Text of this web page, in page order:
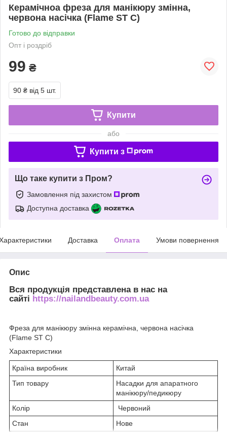
Керамічноа фреза для манікюру змінна,
червона насічка (Flame ST С)
Готово до відправки
Опт і роздріб
99 ₴
90 ₴ від 5 шт.
Купити
або
Купити з
Що таке купити з Пром?
Замовлення під захистом
Доступна доставка
Доставка Оплата Умови повернення
Опис
Вся продукція представлена в нас на
сайті https://nailandbeauty.com.ua
Фреза для манікюру змінна керамічна, червона насічка
(Flame ST С)
Характеристики
Країна виробник
Китай
Тип товару
Насадки для апаратного
манікюру/педикюру
Колір
Червоний
Стан
Нове